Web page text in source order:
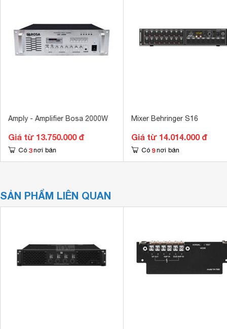
Amply - Amplifier Bosa 2000W
Giá từ 13.750.000 đ
Có 3 nơi bán
Mixer Behringer S16
Giá từ 14.014.000 đ
Có 9 nơi bán
SẢN PHẨM LIÊN QUAN